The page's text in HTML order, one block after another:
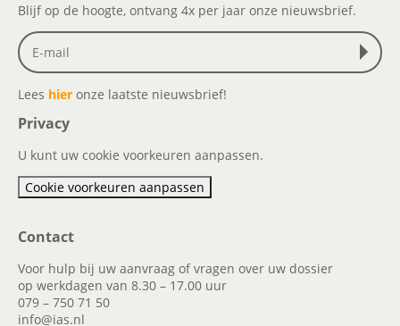
Blijf op de hoogte, ontvang 4x per jaar onze nieuwsbrief.
Lees hier onze laatste nieuwsbrief!
Privacy
U kunt uw cookie voorkeuren aanpassen.
Cookie voorkeuren aanpassen
Contact
Voor hulp bij uw aanvraag of vragen over uw dossier
op werkdagen van 8.30 – 17.00 uur
079 – 750 71 50
info@ias.nl